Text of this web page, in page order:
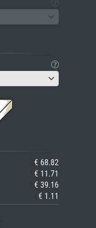
€ 68.82
€ 11.71
€ 39.16
€ 1.11